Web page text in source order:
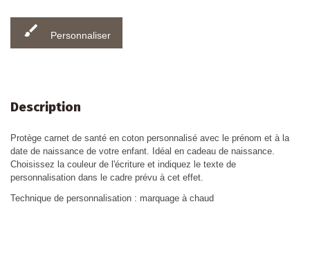
brush Personnaliser
Description
Protège carnet de santé en coton personnalisé avec le prénom et à la
date de naissance de votre enfant. Idéal en cadeau de naissance.
Choisissez la couleur de l'écriture et indiquez le texte de
personnalisation dans le cadre prévu à cet effet.
Technique de personnalisation : marquage à chaud